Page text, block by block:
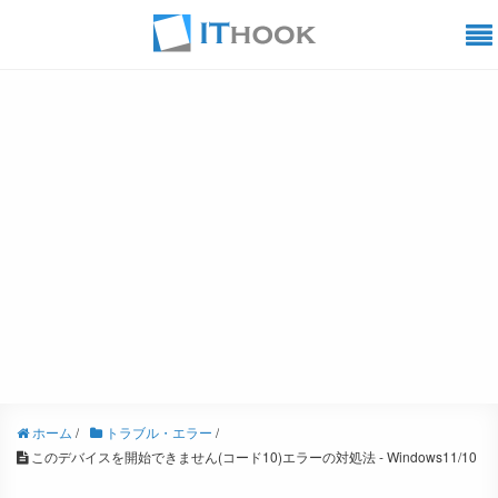
ホーム / トラブル・エラー /
このデバイスを開始できません(コード10)エラーの対処法 - Windows11/10